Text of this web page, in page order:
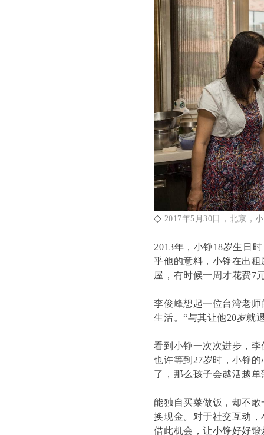
◇ 2017年5月30日，北京，
2013年，小铮18岁生日
乎他的意料，小铮在出
屋，有时候一周才花费7
李俊峰想起一位台湾老
生活。“与其让他20岁就
看到小铮一次次进步，
也许等到27岁时，小铮
了，那么孩子会越活越
能独自买菜做饭，却不
换现金。对于社交互动
借此机会，让小铮好好